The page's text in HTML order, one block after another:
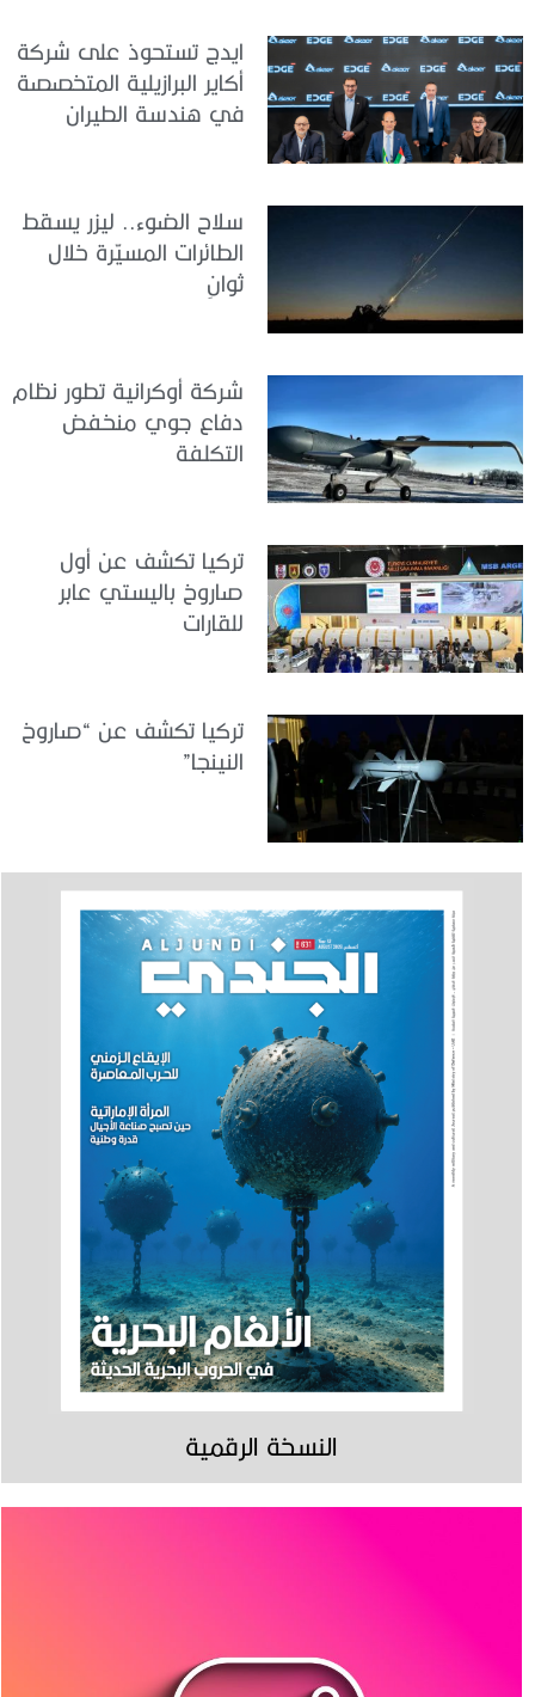
ايدج تستحوذ على شركة
أكاير البرازيلية المتخصصة
في هندسة الطيران
سلاح الضوء.. ليزر يسقط
الطائرات المسيّرة خلال
ثوانٍ
شركة أوكرانية تطور نظام
دفاع جوي منخفض
التكلفة
تركيا تكشف عن أول
صاروخ باليستي عابر
للقارات
تركيا تكشف عن “صاروخ
النينجا”
النسخة الرقمية